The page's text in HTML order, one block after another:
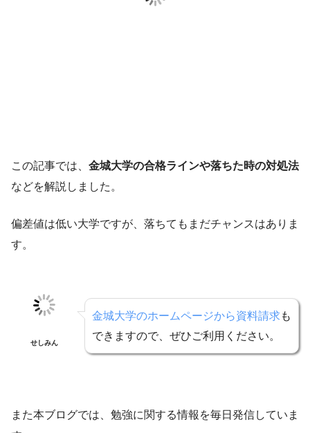
この記事では、 金城大学の合格ラインや落ちた時の対処法
などを解説しました。
偏差値は低い大学ですが、落ちてもまだチャンスはありま
す。
せしみん
金城大学のホームページから資料請求も
できますので、ぜひご利用ください。
また本ブログでは、勉強に関する情報を毎日発信していま